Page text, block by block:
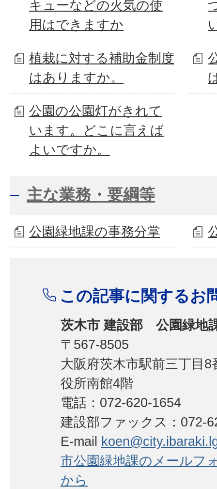
キューなどの火気の使
用はできますか
植栽に対する補助金制度
はありますか。
公園の公園灯がきれて
います。どこに言えば
よいですか。
主な業務・要綱等
公園緑地課の事務分掌
この記事に関するお
茨木市 建設部 公園緑地
〒567-8505
大阪府茨木市駅前三丁目8
役所南館4階
電話：072-620-1654
建設部ファックス：
E-mail
市公園緑地課のメールフ
から